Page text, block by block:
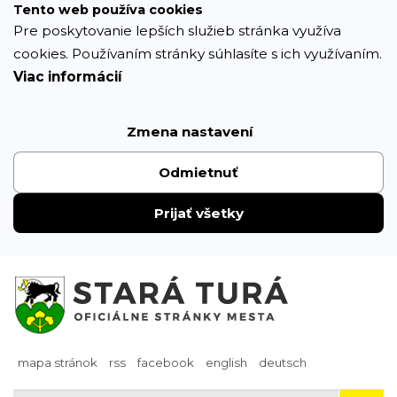
Prejsť
obsahu
Tento web používa cookies
Pre poskytovanie lepších služieb stránka využíva
cookies. Používaním stránky súhlasíte s ich využívaním.
Viac informácií
Zmena nastavení
Odmietnuť
Prijať všetky
mapa stránok rss facebook english deutsch